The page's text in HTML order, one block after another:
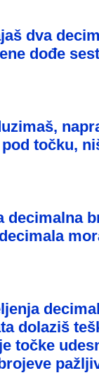
dva
dođe
točku,
decimalna
dolaziš
točke